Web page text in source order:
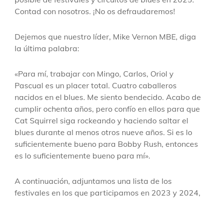
Contad con nosotros. ¡No os defraudaremos!
Dejemos que nuestro líder, Mike Vernon MBE, diga
la última palabra:
«Para mí, trabajar con Mingo, Carlos, Oriol y
Pascual es un placer total. Cuatro caballeros
nacidos en el blues. Me siento bendecido. Acabo de
cumplir ochenta años, pero confío en ellos para que
Cat Squirrel siga rockeando y haciendo saltar el
blues durante al menos otros nueve años. Si es lo
suficientemente bueno para Bobby Rush, entonces
es lo suficientemente bueno para mí».
A continuación, adjuntamos una lista de los
festivales en los que participamos en 2023 y 2024,